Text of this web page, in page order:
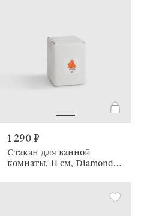
1 290 ₽
Стакан для ванной
комнаты, 11 см, Diamond